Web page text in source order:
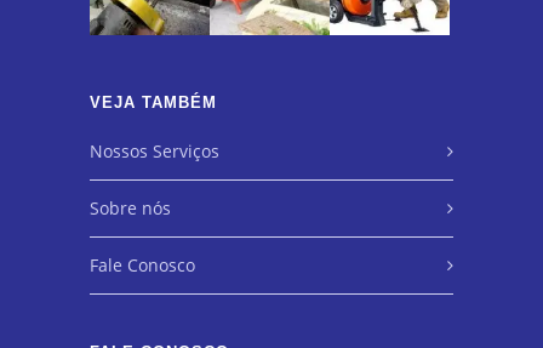
VEJA TAMBÉM
Nossos Serviços
Sobre nós
Fale Conosco